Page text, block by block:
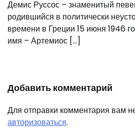
Демис Руссос – знаменитый
родившийся в политически
времени в Греции 15 июня 1946
имя – Артемиос […]
Добавить комментарий
Для отправки комментария вам
авторизоваться.